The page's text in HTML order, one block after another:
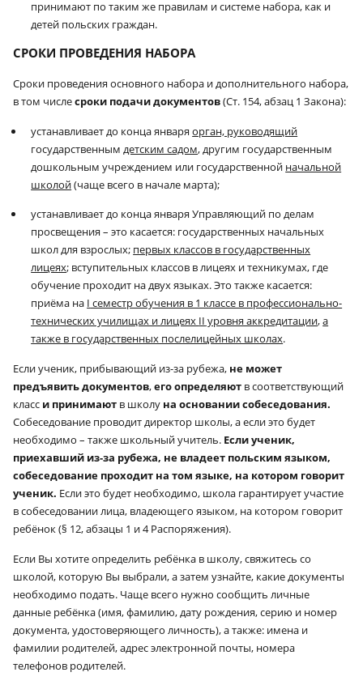
принимают по таким же правилам и системе набора, как и
детей польских граждан.
СРОКИ ПРОВЕДЕНИЯ НАБОРА
Сроки проведения основного набора и дополнительного набора,
в том числесроки подачи документов(Ст. 154, абзац 1 Закона):
устанавливает до конца январяорган, руководящий
государственнымдетским садом, другим государственным
дошкольным учреждением или государственной начальной
школой(чаще всего в начале марта);
устанавливает до конца января Управляющий по делам
просвещения – это касается: государственных начальных
школ для взрослых; первых классов в государственных
лицеях; вступительных классов в лицеях и техникумах, где
обучение проходит на двух языках. Это также касается:
приёма на I семестр обучения в 1 классе в профессионально-
технических училищах и лицеях II уровня аккредитации,а
также в государственных послелицейных школах.
Если ученик, прибывающий из-за рубежа, не может
предъявить документов,его определяют в соответствующий
класс и принимают в школу на основании собеседования.
Собеседование проводит директор школы, а если это будет
необходимо – также школьный учитель. Если ученик,
приехавший из-за рубежа, не владеет польским языком,
собеседование проходит на том языке, на котором говорит
ученик. Если это будет необходимо, школа гарантирует участие
в собеседовании лица, владеющего языком, на котором говорит
ребёнок (§ 12, абзацы 1 и4 Распоряжения).
Если Вы хотите определить ребёнка в школу, свяжитесь со
школой, которую Вы выбрали, а затем узнайте, какие документы
необходимо подать. Чаще всего нужно сообщить личные
данные ребёнка (имя, фамилию, дату рождения, серию и номер
документа, удостоверяющего личность), а также: имена и
фамилии родителей, адрес электронной почты, номера
телефонов родителей.